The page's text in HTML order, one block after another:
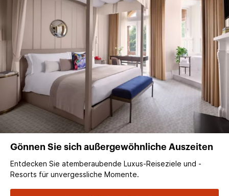
Gönnen Sie sich außergewöhnliche Auszeiten
Entdecken Sie atemberaubende Luxus-Reiseziele und -
Resorts für unvergessliche Momente.